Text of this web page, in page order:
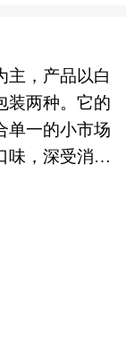
、产业链和
市场、企业、
户提供深度的
法帮助客户深
资机会，规
酒行业报告
各种相关因
目可行性、
策等，是米
究性报告。
容，重在米
啡等等；在
的“咖啡”边
他周边饮品的
、咖啡面膜等
加严格，以致
咖啡产品。
一种时尚，
较快，消费
年来多方品
一杯羹。例
牌麦咖啡，
主，产品以白
装两种。它的
单一的小市场
味，深受消费
是纵观我国
情况可以看
。南方豆腐
了休闲豆干
南方豆制品
京地区，超